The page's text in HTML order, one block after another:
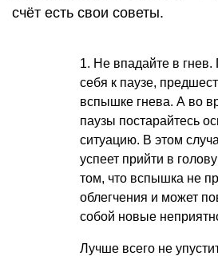
счёт есть свои советы.
1. Не впадайте в гнев.
себя к паузе,
вспышке гнева. А во
паузы постарайтесь
ситуацию. В этом
успеет прийти в
том, что вспышка не
облегчения и может
собой новые
Лучше всего не